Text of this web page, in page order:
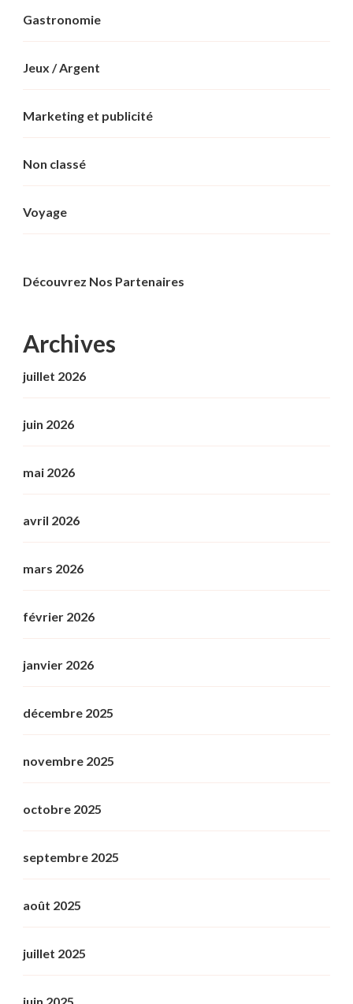
Gastronomie
Jeux / Argent
Marketing et publicité
Non classé
Voyage
Découvrez Nos Partenaires
Archives
juillet 2026
juin 2026
mai 2026
avril 2026
mars 2026
février 2026
janvier 2026
décembre 2025
novembre 2025
octobre 2025
septembre 2025
août 2025
juillet 2025
juin 2025